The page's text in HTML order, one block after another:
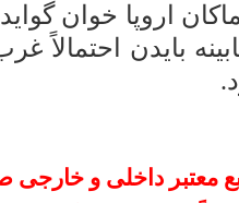
اروپا خوان
بایدن
داخلی و خارجی